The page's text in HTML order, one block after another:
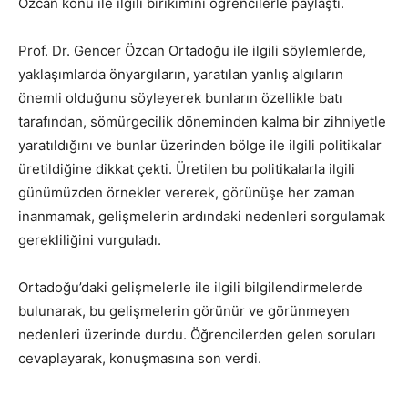
Prof. Dr. Gencer Özcan Ortadoğu ile ilgili söylemlerde,
yaklaşımlarda önyargıların, yaratılan yanlış algıların
önemli olduğunu söyleyerek bunların özellikle batı
tarafından, sömürgecilik döneminden kalma bir zihniyetle
yaratıldığını ve bunlar üzerinden bölge ile ilgili politikalar
üretildiğine dikkat çekti. Üretilen bu politikalarla ilgili
günümüzden örnekler vererek, görünüşe her zaman
inanmamak, gelişmelerin ardındaki nedenleri sorgulamak
gerekliliğini vurguladı.
Ortadoğu’daki gelişmelerle ile ilgili bilgilendirmelerde
bulunarak, bu gelişmelerin görünür ve görünmeyen
nedenleri üzerinde durdu. Öğrencilerden gelen soruları
cevaplayarak, konuşmasına son verdi.